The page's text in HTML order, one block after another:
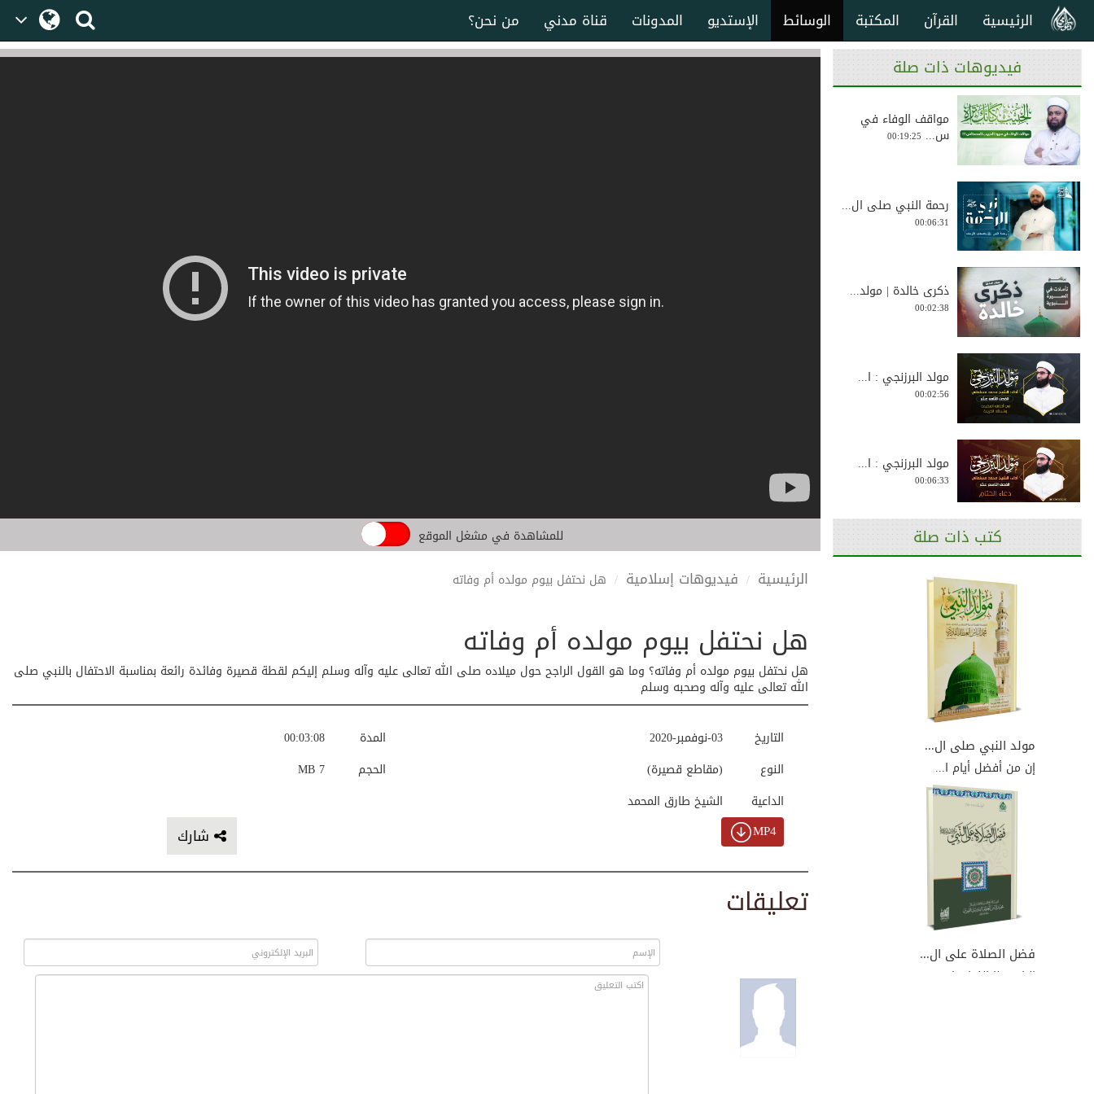
من نحن؟ قناة مدني المدونات الإستديو الوسائط المكتبة القرآن الرئيسية
للمشاهدة في مشغل الموقع
الرئيسية فيديوهات إسلامية هل نحتفل بيوم مولده أم وفاته
هل نحتفل بيوم مولده أم وفاته
هل نحتفل بيوم مولده أم وفاته؟ وما هو القول الراجح حول ميلاده صلى الله تعالى عليه وآله وسلم إليكم لقطة قصيرة وفائدة رائعة بمناسبة الاحتفال بالنبي صلى
الله تعالى عليه وآله وصحبه وسلم
00:03:08
المدة
7 MB
الحجم
03-نوفمبر-2020
التاريخ
(مقاطع قصيرة)
النوع
الشيخ طارق المحمد
الداعية
شارك MP4
تعليقات
فيديوهات ذات صلة
مواقف الوفاء في
س... 00:19:25
رحمة النبي صلى ال...
00:06:31
ذكرى خالدة | مولد...
00:02:38
مولد البرزنجي : ا...
00:02:56
مولد البرزنجي : ا...
00:06:33
تواضع النبي ﷺ ورح...
في رؤيته صلى الله...
00:02:27
علامة المحب كثرة ...
00:02:36
00:03:33
00:06:27
كتب ذات صلة
مولد النبي صلى ال...
إن من أفضل أيام ا...
فضل الصلاة على ال...
إليك هذا الكتاب ا...